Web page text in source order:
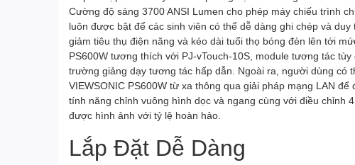
Cường độ sáng 3700 ANSI Lumen cho phép máy chiếu trình
luôn được bật để các sinh viên có thể dễ dàng ghi chép và
giảm tiêu thụ điện năng và kéo dài tuổi thọ bóng đèn lên tới
PS600W tương thích với PJ-vTouch-10S, module tương tác
trường giảng dạy tương tác hấp dẫn. Ngoài ra, người dùng có
VIEWSONIC PS600W từ xa thông qua giải pháp mạng LAN
tính năng chỉnh vuông hình dọc và ngang cùng với điều chỉnh
được hình ảnh với tỷ lệ hoàn hảo.
Lắp Đặt Dễ Dàng